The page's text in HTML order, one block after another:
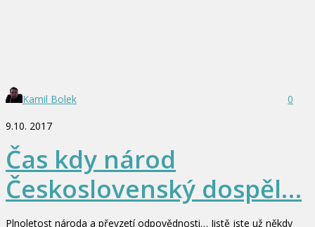
Kamil Bolek
0
9.10. 2017
Čas kdy národ
Československý dospěl…
Plnoletost národa a převzetí odpovědnosti… Jistě jste už někdy